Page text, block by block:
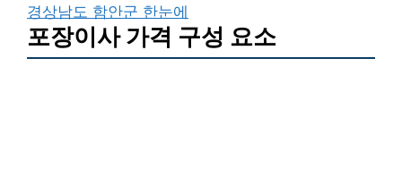
경상남도 함안군 한눈에
포장이사 가격 구성 요소